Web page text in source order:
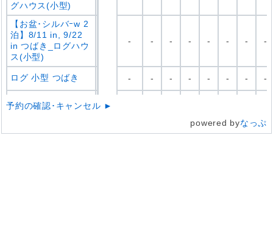
グハウス(小型)
【お盆･シルバｰw 2
泊】8/11 in, 9/22
in つばき_ログハウ
ス(小型)
- - - - - - - -
ログ 小型 つばき - - - - - - - -
泊】8/9 in, 8/13 in,
グハウス(小型)
予約の確認･キャンセル ►
powered byなっぷ